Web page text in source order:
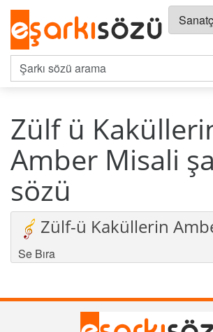
Zülf ü
Amber Misali
sözü
Zülf-ü Kaküllerin
Se Bıra